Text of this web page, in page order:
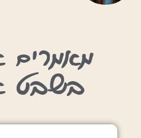
מאמרים
בשבט